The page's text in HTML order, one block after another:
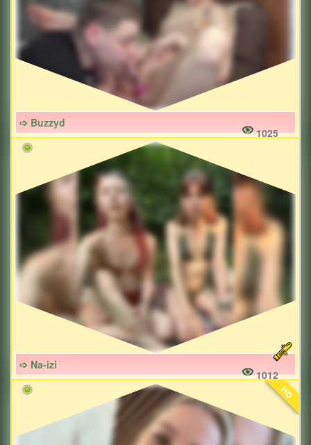
➩ Buzzyd
1025
➩ Na-izi
1012
HD